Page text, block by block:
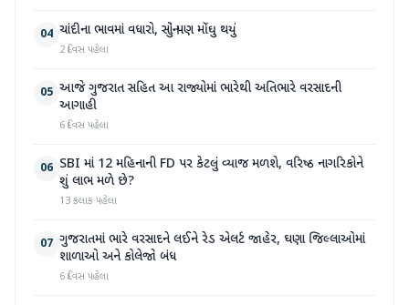
04 ચાંદીના ભાવમાં વધારો, સોનું પણ મોંઘુ થયું
2 દિવસ પહેલા
05 આજે ગુજરાત સહિત આ રાજ્યોમાં ભારેથી અતિભારે વરસાદની
આગાહી
6 દિવસ પહેલા
06 SBI માં 12 મહિનાની FD પર કેટલું વ્યાજ મળશે, વરિષ્ઠ નાગરિકોને
શું લાભ મળે છે?
13 કલાક પહેલા
07 ગુજરાતમાં ભારે વરસાદને લઈને રેડ એલર્ટ જાહેર, ઘણા જિલ્લાઓમાં
શાળાઓ અને કોલેજો બંધ
6 દિવસ પહેલા